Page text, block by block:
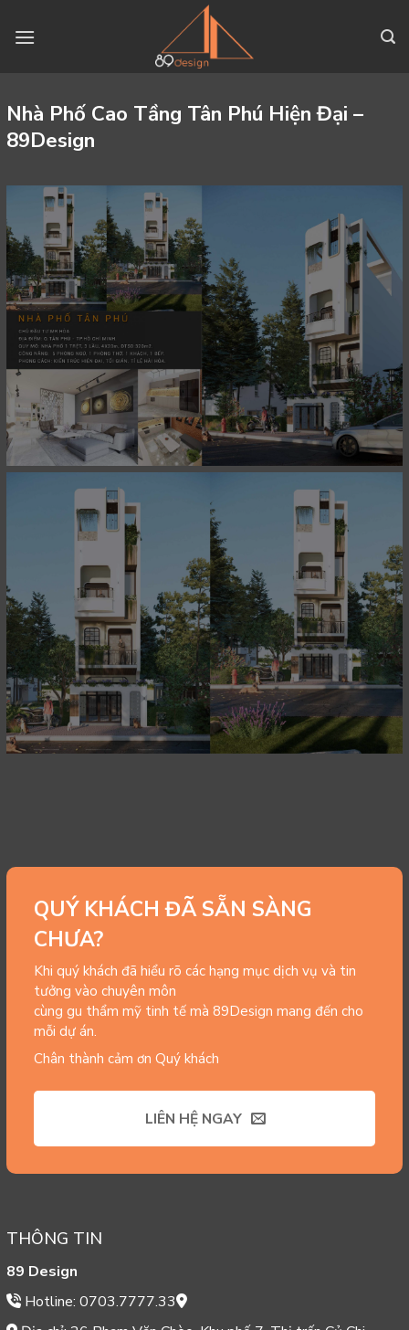
Nhà Phố Cao Tầng Tân Phú Hiện Đại –
89Design
QUÝ KHÁCH ĐÃ SẴN SÀNG
CHƯA?
Khi quý khách đã hiểu rõ các hạng mục dịch vụ và tin
tưởng vào chuyên môn
cùng gu thẩm mỹ tinh tế mà 89Design mang đến cho
mỗi dự án.
Chân thành cảm ơn Quý khách
LIÊN HỆ NGAY
THÔNG TIN
89 Design
Hotline: 0703.7777.33